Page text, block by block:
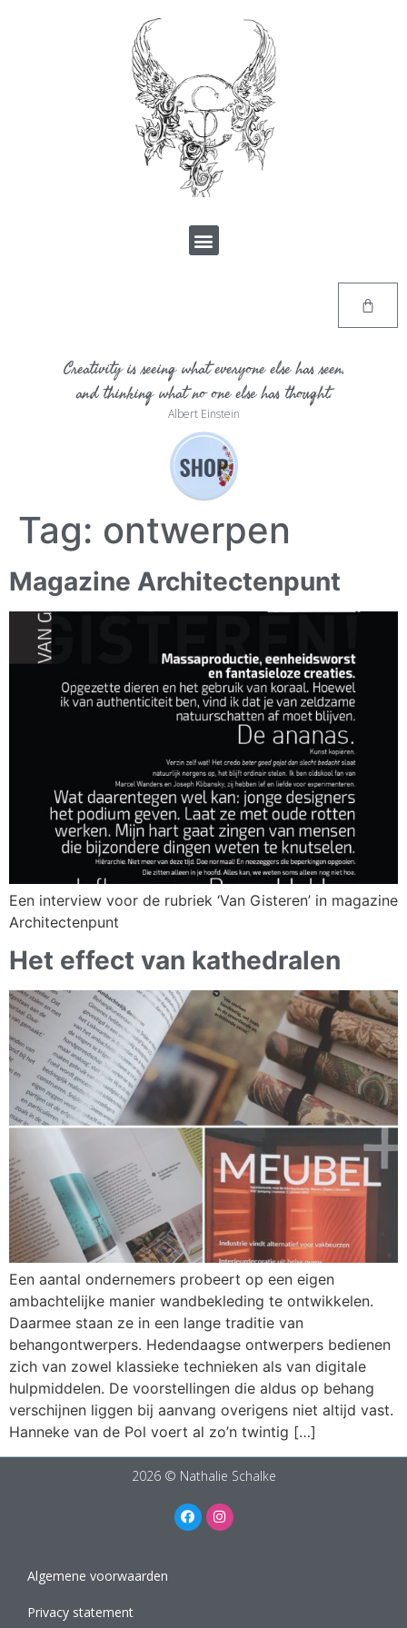
Creativity is seeing what everyone else has seen,
and thinking what no one else has thought.
Albert Einstein
Tag: ontwerpen
Magazine Architectenpunt
Een interview voor de rubriek ‘Van Gisteren’ in magazine
Architectenpunt
Het effect van kathedralen
Een aantal ondernemers probeert op een eigen
ambachtelijke manier wandbekleding te ontwikkelen.
Daarmee staan ze in een lange traditie van
behangontwerpers. Hedendaagse ontwerpers bedienen
zich van zowel klassieke technieken als van digitale
hulpmiddelen. De voorstellingen die aldus op behang
verschijnen liggen bij aanvang overigens niet altijd vast.
Hanneke van de Pol voert al zo’n twintig […]
2026 © Nathalie Schalke
Algemene voorwaarden
Privacy statement